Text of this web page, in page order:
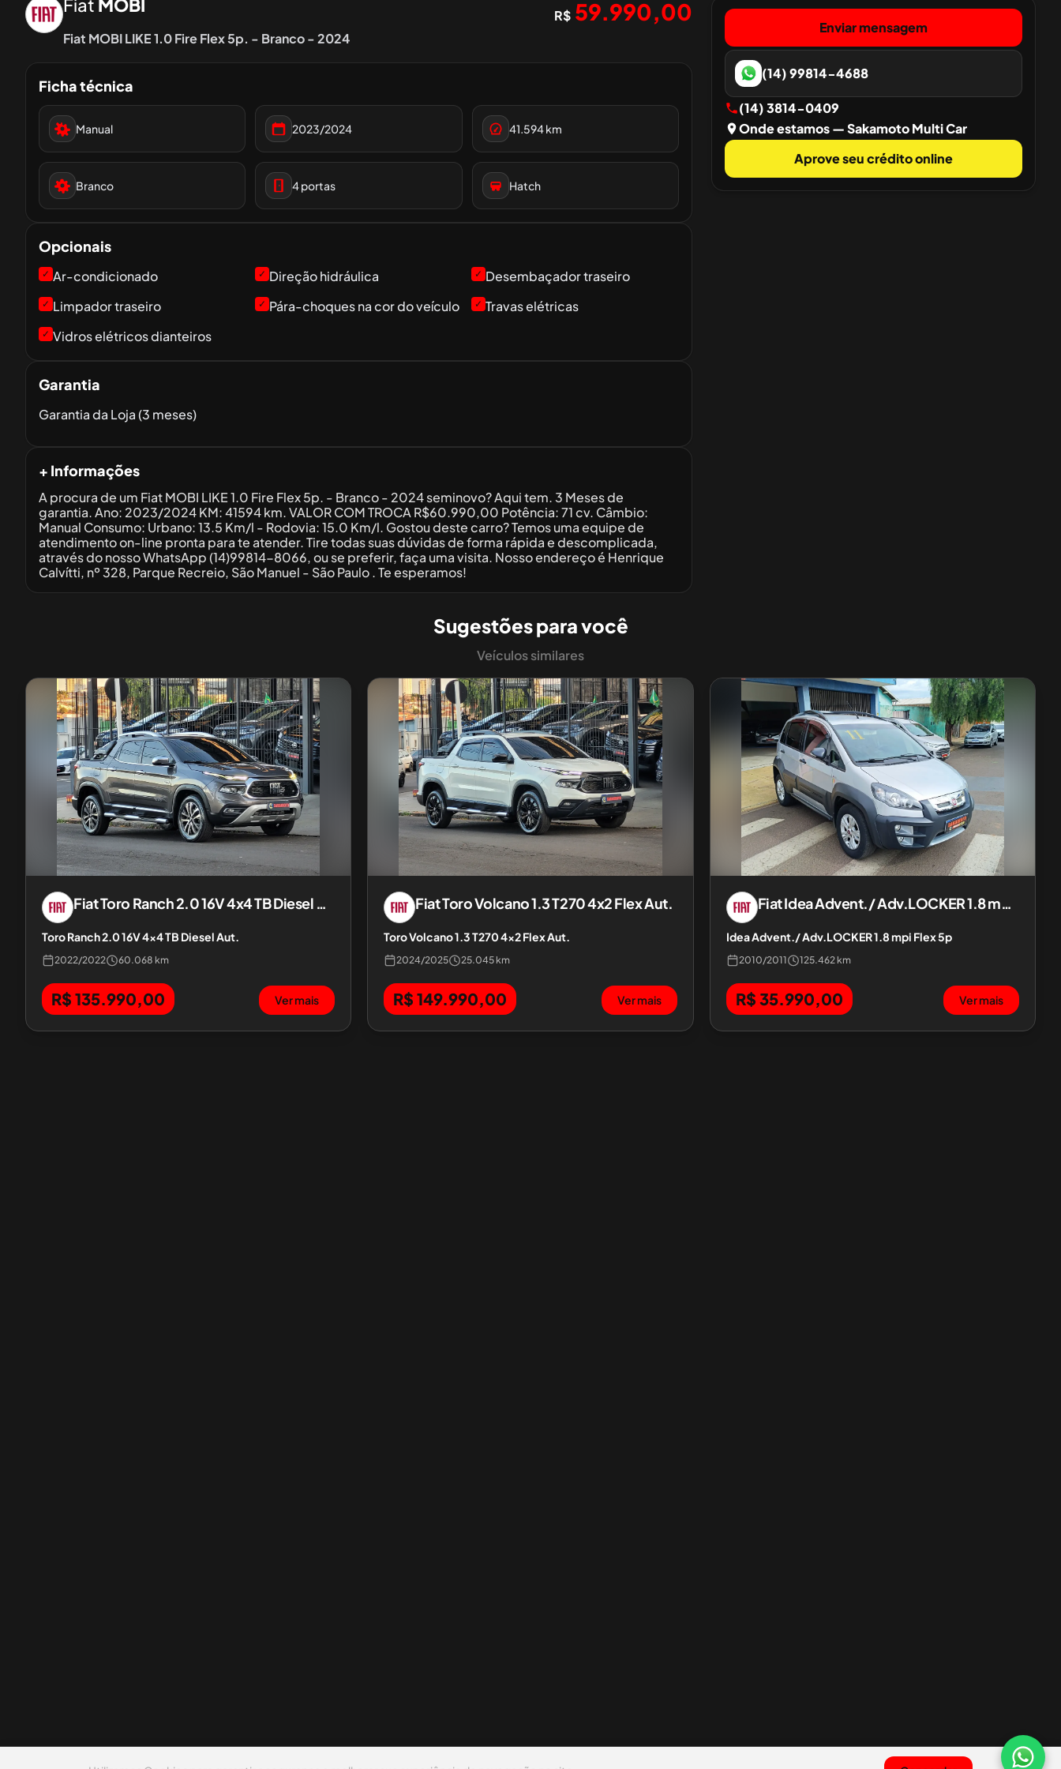
Fiat MOBI
Fiat MOBI LIKE 1.0 Fire Flex 5p. - Branco - 2024
R$ 59.990,00
Ficha técnica
Manual 2023/2024 41.594km
Branco 4portas Hatch
Opcionais
✓ Ar-condicionado ✓ Direção hidráulica ✓ Desembaçador traseiro
✓ Limpador traseiro ✓ Pára-choques na cor do veículo ✓ Travas elétricas
✓ Vidros elétricos dianteiros
Garantia
Garantia da Loja (3 meses)
+ Informações
A procura de um Fiat MOBI LIKE 1.0 Fire Flex 5p. - Branco - 2024 seminovo? Aqui tem. 3 Meses de
garantia. Ano: 2023/2024 KM: 41594 km. VALOR COM TROCA R$60.990,00 Potência: 71 cv. Câmbio:
Manual Consumo: Urbano: 13.5 Km/l - Rodovia: 15.0 Km/l. Gostou deste carro? Temos uma equipe de
atendimento on-line pronta para te atender. Tire todas suas dúvidas de forma rápida e descomplicada,
através do nosso WhatsApp (14)99814-8066, ou se preferir, faça uma visita. Nosso endereço é Henrique
Calvítti, nº 328, Parque Recreio, São Manuel - São Paulo . Te esperamos!
Enviar mensagem
(14) 99814-4688
(14) 3814-0409
Onde estamos— Sakamoto Multi Car
Aprove seu crédito online
Sugestões para você
Veículos similares
FiatToro Ranch 2.0 16V 4x4 TB Diesel Aut.
Toro Ranch 2.0 16V 4x4 TB Diesel Aut.
2022/2022 60.068 km
R$ 135.990,00 Ver mais
FiatToro Volcano 1.3 T270 4x2 Flex Aut.
Toro Volcano 1.3 T270 4x2 Flex Aut.
2024/2025 25.045 km
R$ 149.990,00 Ver mais
FiatIdea Advent./ Adv.LOCKER 1.8 mpi Flex 5p
Idea Advent./ Adv.LOCKER 1.8 mpi Flex 5p
2010/2011 125.462 km
R$ 35.990,00 Ver mais